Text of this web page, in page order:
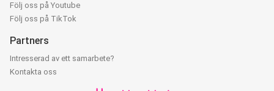
Följ oss på Youtube
Följ oss på TikTok
Partners
Intresserad av ett samarbete?
Kontakta oss